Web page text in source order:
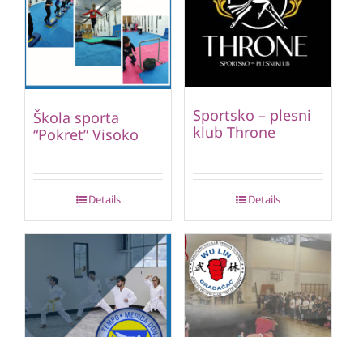
Škola sporta
“Pokret” Visoko
Details
Sportsko – plesni
klub Throne
Details